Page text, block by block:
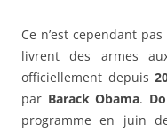
Ce n’est cependant
livrent des armes
officiellement depuis
par Barack Obama.
programme en juin